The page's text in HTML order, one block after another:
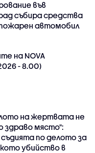
във
събира средства
автомобил
на NOVA
- 8.00)
на жертвата не
здраво място":
съдията по делото за
убийство в